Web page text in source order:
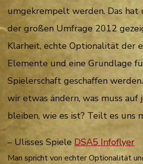
umgekrempelt werden. Das hat
der großen Umfrage 2012
Klarheit, echte Optionalität der
Elemente und eine Grundlage
Spielerschaft geschaffen
wir etwas ändern, was muss auf
bleiben, wie es ist? Teilt es uns
– Ulisses Spiele DSA5 Infoflyer
Man spricht von echter Optionalität